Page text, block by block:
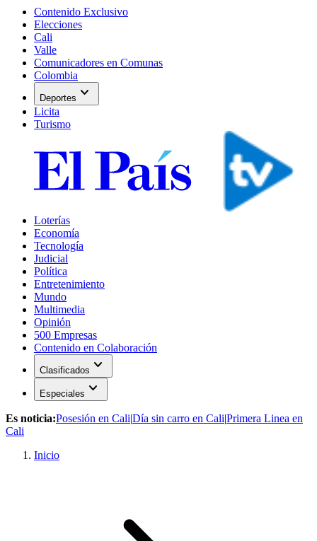
Contenido Exclusivo
Elecciones
Cali
Valle
Comunicadores en Comunas
Colombia
Deportes expand_more
Licita
Turismo
Loterías
Economía
Tecnología
Judicial
Política
Entretenimiento
Mundo
Multimedia
Opinión
500 Empresas
Contenido en Colaboración
Clasificados expand_more
Especiales expand_more
Es noticia:Posesión en Cali|Día sin carro en Cali|Primera Linea en
Cali
Inicio